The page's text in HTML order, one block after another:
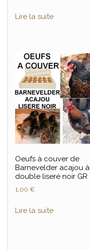
Lire la suite
Oeufs à couver de
Barnevelder acajou à
double liseré noir GR
1,00 €
Lire la suite